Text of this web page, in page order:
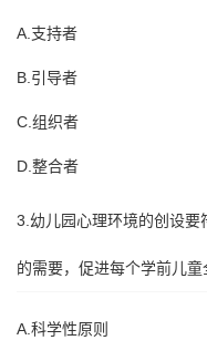
A.支持者
B.引导者
C.组织者
D.整合者
3.幼儿园心理环境的创设
的需要，促进每个学前儿童
A.科学性原则